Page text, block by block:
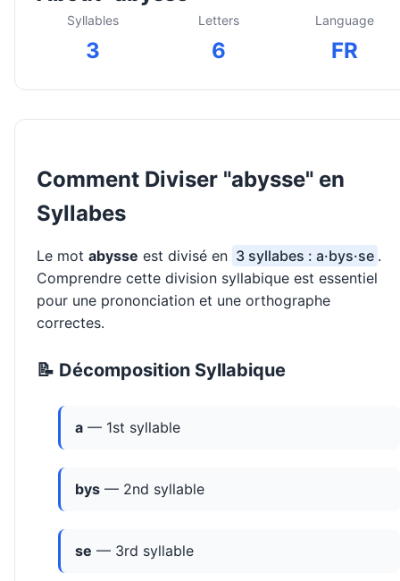
Syllables
3
Letters
6
Language
FR
Comment Diviser "abysse" en
Syllabes
Le mot abysse est divisé en 3 syllabes : a·bys·se .
Comprendre cette division syllabique est essentiel
pour une prononciation et une orthographe
correctes.
📝 Décomposition Syllabique
a — 1st syllable
bys — 2nd syllable
se — 3rd syllable